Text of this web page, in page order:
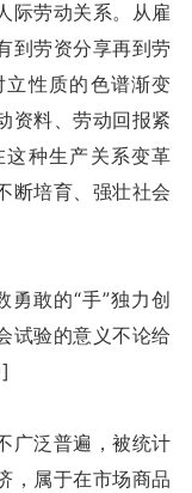
际劳动关系。从雇
到劳资分享再到劳
性质的色谱渐变
资料、劳动回报紧
种生产关系变革
断培育、强壮社会
勇敢的“手”独力创
试验的意义不论给
广泛普遍，被统计
，属于在市场商品